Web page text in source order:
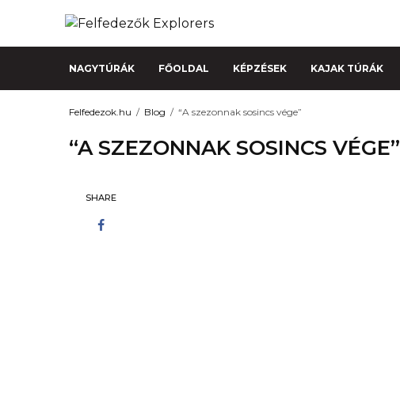
NAGYTÚRÁK FŐOLDAL KÉPZÉSEK KAJAK TÚRÁK
Felfedezok.hu Blog “A szezonnak sosincs vége”
“A SZEZONNAK SOSINCS VÉGE”
SHARE